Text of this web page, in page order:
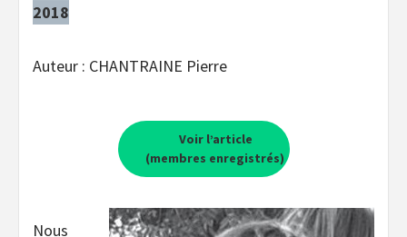
2018
Auteur : CHANTRAINE Pierre
Voir l’article
(membres enregistrés)
Nous